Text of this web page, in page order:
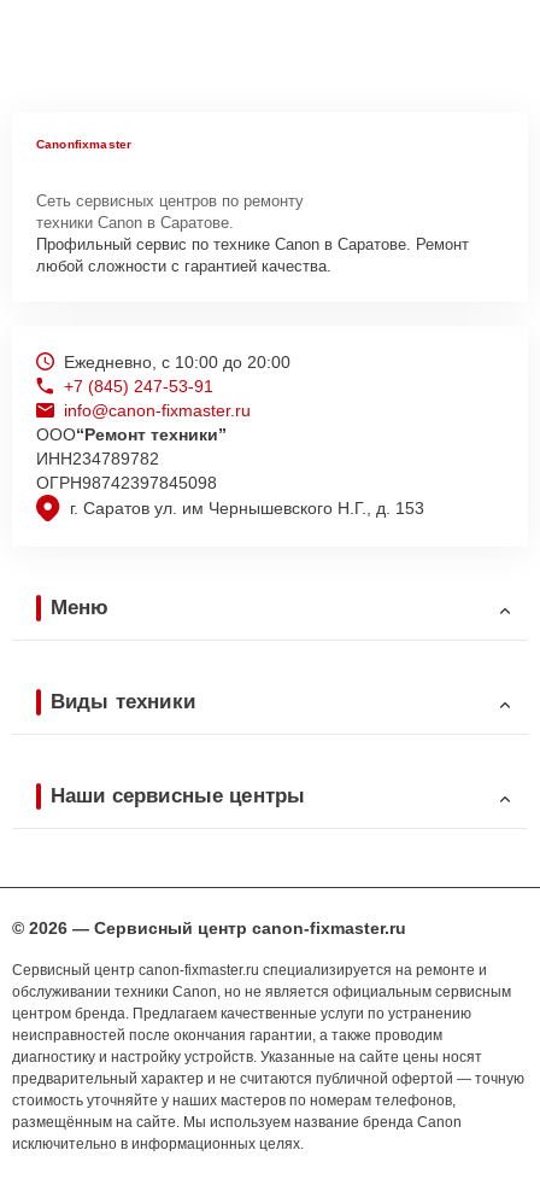
Canonfixmaster
Сеть сервисных центров по ремонту
техники Canon в Саратове.
Профильный сервис по технике Canon в Саратове. Ремонт
любой сложности с гарантией качества.
г. Саратов ул. им Чернышевского Н.Г., д. 153
Ежедневно, с 10:00 до 20:00
+7 (845) 247-53-91
info@canon-fixmaster.ru
ООО“Ремонт техники”
ИНН234789782
ОГРН98742397845098
Меню
Виды техники
Наши сервисные центры
© 2026 — Сервисный центр canon-fixmaster.ru
Сервисный центр canon-fixmaster.ru специализируется на ремонте и
обслуживании техники Canon, но не является официальным сервисным
центром бренда. Предлагаем качественные услуги по устранению
неисправностей после окончания гарантии, а также проводим
диагностику и настройку устройств. Указанные на сайте цены носят
предварительный характер и не считаются публичной офертой — точную
стоимость уточняйте у наших мастеров по номерам телефонов,
размещённым на сайте. Мы используем название бренда Canon
исключительно в информационных целях.